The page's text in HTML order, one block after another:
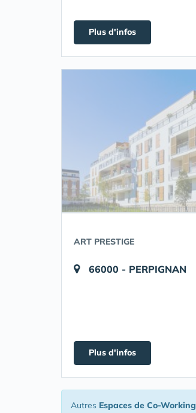
Plus d'infos
ART PRESTIGE
66000 - PERPIGNAN
Plus d'infos
Autres Espaces de Co-Working